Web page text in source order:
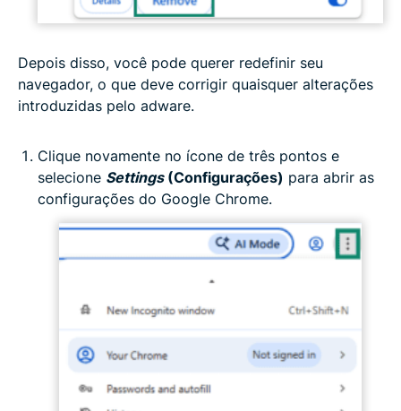
Depois disso, você pode querer redefinir seu
navegador, o que deve corrigir quaisquer alterações
introduzidas pelo adware.
Clique novamente no ícone de três pontos e
selecione Settings(Configurações) para abrir as
configurações do Google Chrome.